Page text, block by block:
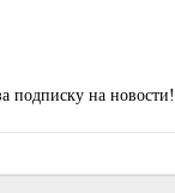
подписку на